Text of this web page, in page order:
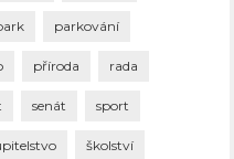
parkování
příroda rada
senát sport
školství